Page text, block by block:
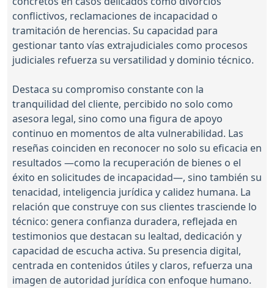
conflictivos, reclamaciones de incapacidad o
tramitación de herencias. Su capacidad para
gestionar tanto vías extrajudiciales como procesos
judiciales refuerza su versatilidad y dominio técnico.
Destaca su compromiso constante con la
tranquilidad del cliente, percibido no solo como
asesora legal, sino como una figura de apoyo
continuo en momentos de alta vulnerabilidad. Las
reseñas coinciden en reconocer no solo su eficacia en
resultados —como la recuperación de bienes o el
éxito en solicitudes de incapacidad—, sino también su
tenacidad, inteligencia jurídica y calidez humana. La
relación que construye con sus clientes trasciende lo
técnico: genera confianza duradera, reflejada en
testimonios que destacan su lealtad, dedicación y
capacidad de escucha activa. Su presencia digital,
centrada en contenidos útiles y claros, refuerza una
imagen de autoridad jurídica con enfoque humano.